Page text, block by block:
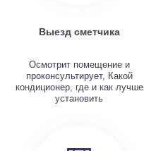
Выезд сметчика
Осмотрит помещение и
проконсультирует, Какой
кондиционер, где и как лучше
установить